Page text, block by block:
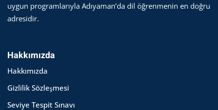
uygun programlarıyla Adıyaman’da dil öğrenmenin en doğru
adresidir.
Hakkımızda
Hakkımızda
Gizlilik Sözleşmesi
Seviye Tespit Sınavı